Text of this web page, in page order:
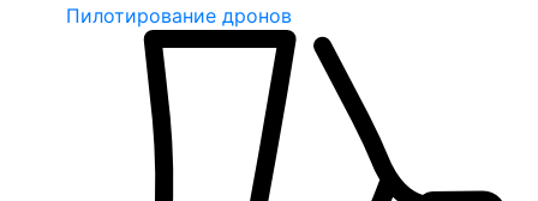
Пилотирование дронов